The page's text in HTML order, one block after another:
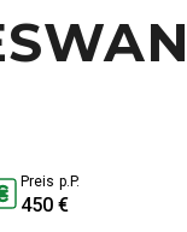
Preis p.P.
450 €